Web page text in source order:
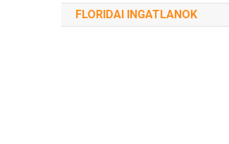
FLORIDAI INGATLANOK